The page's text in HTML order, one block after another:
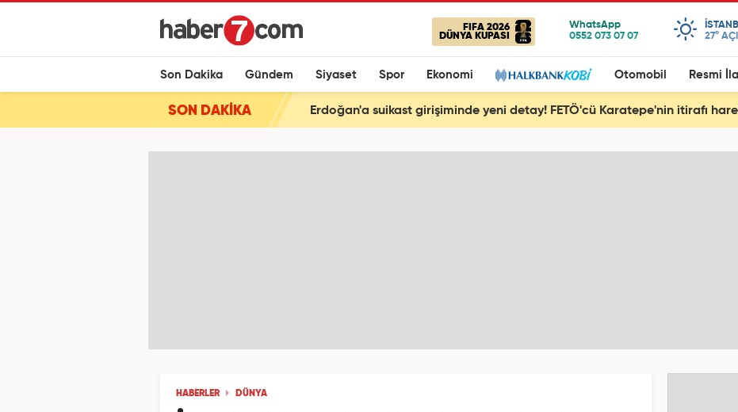
FIFA 2026
DÜNYA KUPASI
27°
Son Dakika Gündem Siyaset Spor Ekonomi Otomobil Resmi
SON DAKİKA Erdoğan'a suikast girişiminde yeni detay! FETÖ'cü Karatepe'nin itirafı
HABERLER DÜNYA